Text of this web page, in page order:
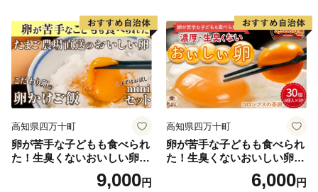
高知県四万十町
卵が苦手な子どもも食べられ
た！生臭くないおいしい卵を
味わう卵かけご飯ミニセット
(卵6個×2P、お米2合×1P、醤
9,000円
高知県四万十町
卵が苦手な子どもも食べられ
た！生臭くないおいしい卵 6
個入×5P／Gbn-A036,000円